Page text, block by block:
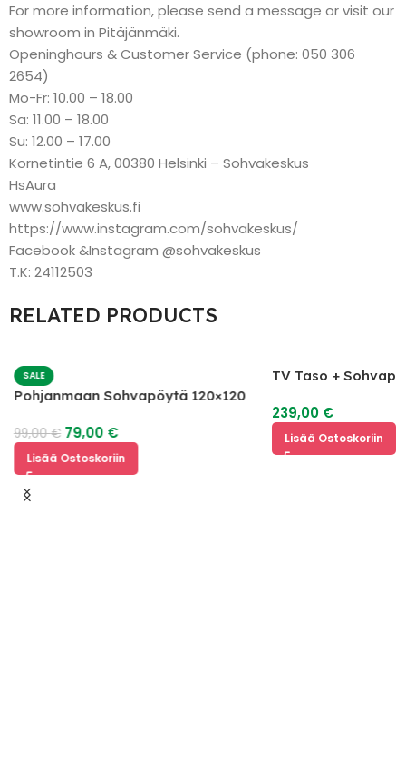
For more information, please send a message or visit our
showroom in Pitäjänmäki.
Openinghours & Customer Service (phone: 050 306
2654)
Mo-Fr: 10.00 – 18.00
Sa: 11.00 – 18.00
Su: 12.00 – 17.00
Kornetintie 6 A, 00380 Helsinki – Sohvakeskus
HsAura
www.sohvakeskus.fi
https://www.instagram.com/sohvakeskus/
Facebook &Instagram @sohvakeskus
T.K: 24112503
RELATED PRODUCTS
SALE
Pohjanmaan Sohvapöytä 120×120
99,00€ 79,00 €
Lisää Ostoskoriin
TV Taso +
239,00 €
Lisää Ostoskoriin